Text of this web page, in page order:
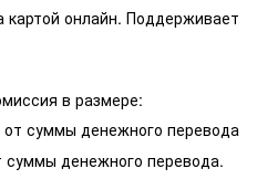
картой онлайн. Поддерживает
в размере:
от суммы денежного перевода
суммы денежного перевода.